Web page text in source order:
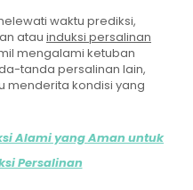
waktu prediksi,
atau induksi persalinan
mengalami ketuban
tanda persalinan lain,
menderita kondisi yang
Alami yang Aman untuk
Persalinan